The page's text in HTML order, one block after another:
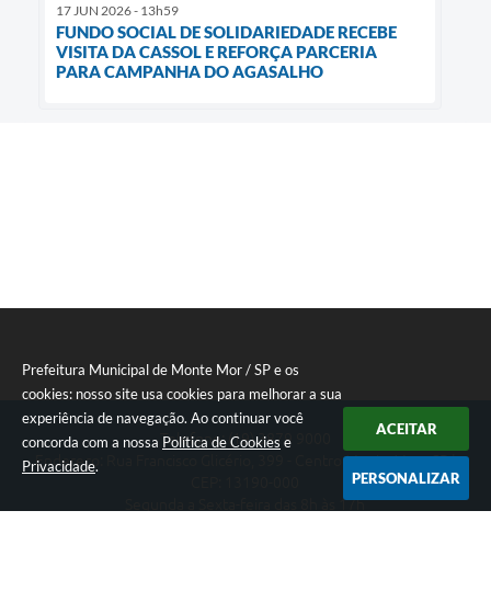
Prefeitura Municipal de Monte Mor / SP e os
cookies: nosso site usa cookies para melhorar a sua
experiência de navegação. Ao continuar você
concorda com a nossa Política de Cookies e
Privacidade.
ACEITAR
PERSONALIZAR
17 JUN 2026 - 13h59
FUNDO SOCIAL DE SOLIDARIEDADE RECEBE
VISITA DA CASSOL E REFORÇA PARCERIA
PARA CAMPANHA DO AGASALHO
Telefone: (19) 3879 9000
Endereço: Rua Francisco Glicério, 399 - Centro Monte Mor - SP |
Segunda a Sexta-feira das 8h às 17h